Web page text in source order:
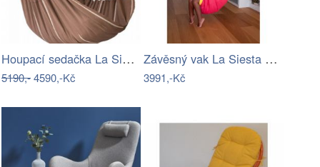
Houpací sedačka La Siesta HABANA - IN
5190,-4590,-Kč
Závěsný vak La Siesta JOKI - IN
3991,-Kč